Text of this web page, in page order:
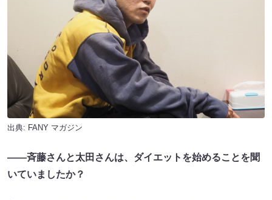
出典: FANY マガジン
――斉藤さんと太田さんは、ダイエットを始めることを聞
いていましたか？